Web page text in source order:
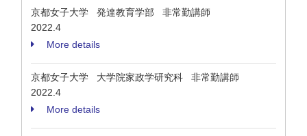
京都女子大学 発達教育学部 非常勤講師
2022.4
More details
京都女子大学 大学院家政学研究科 非常勤講師
2022.4
More details